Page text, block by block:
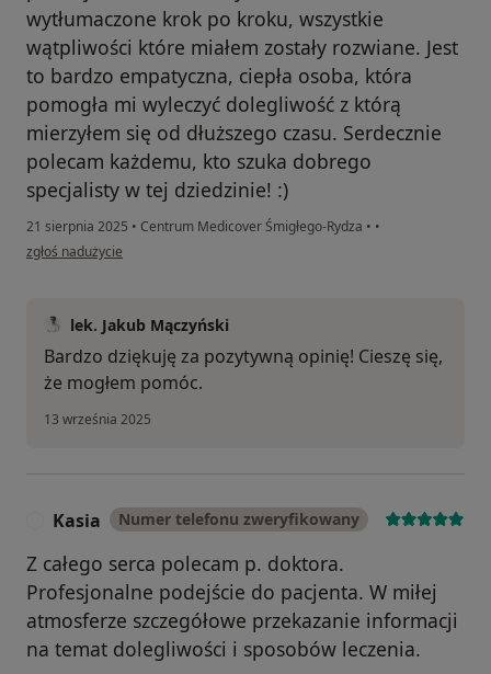
wytłumaczone krok po kroku, wszystkie
wątpliwości które miałem zostały rozwiane. Jest
to bardzo empatyczna, ciepła osoba, która
pomogła mi wyleczyć dolegliwość z którą
mierzyłem się od dłuższego czasu. Serdecznie
polecam każdemu, kto szuka dobrego
specjalisty w tej dziedzinie! :)
21 sierpnia 2025 • Centrum Medicover Śmigłego-Rydza • •
w opinii użytkownika Kamil
zgłoś nadużycie
lek. Jakub Mączyński
Bardzo dziękuję za pozytywną opinię! Cieszę się,
że mogłem pomóc.
13 września 2025
Kasia Numer telefonu zweryfikowany
Z całego serca polecam p. doktora.
Profesjonalne podejście do pacjenta. W miłej
atmosferze szczegółowe przekazanie informacji
na temat dolegliwości i sposobów leczenia.